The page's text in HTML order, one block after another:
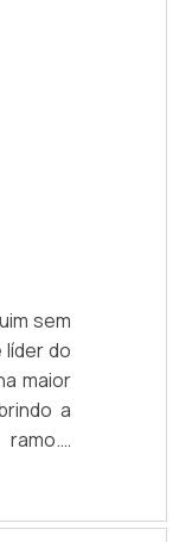
sem
do
maior
a
ser
a